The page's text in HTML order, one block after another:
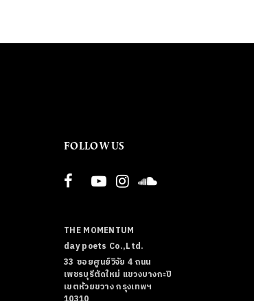
FOLLOW US
THE MOMENTUM
day poets Co.,Ltd.
33 ซอยศูนย์วิจัย 4 ถนน
เพชรบุรีตัดใหม่ แขวงบางกะปิ
เขตห้วยขวาง กรุงเทพฯ